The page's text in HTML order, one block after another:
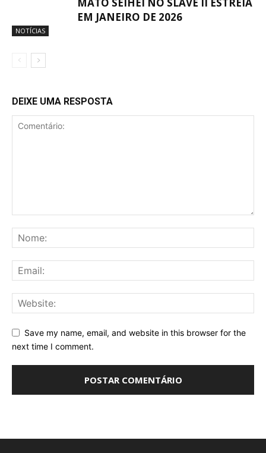
NOTÍCIAS
EM JANEIRO DE 2026
DEIXE UMA RESPOSTA
Save my name, email, and website in this browser for the
next time I comment.